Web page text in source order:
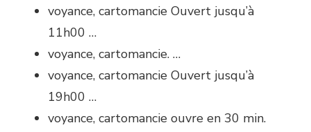
voyance, cartomancie Ouvert jusqu’à
11h00 …
voyance, cartomancie. …
voyance, cartomancie Ouvert jusqu’à
19h00 …
voyance, cartomancie ouvre en 30 min.